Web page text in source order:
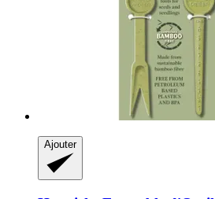
Ajouter